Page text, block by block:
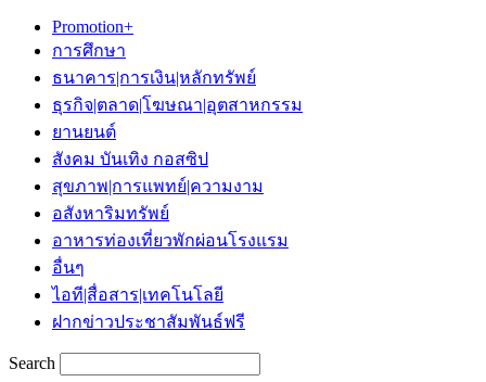
Promotion+
การศึกษา
ธนาคาร|การเงิน|หลักทรัพย์
ธุรกิจ|ตลาด|โฆษณา|อุตสาหกรรม
ยานยนต์
สังคม บันเทิง กอสซิป
สุขภาพ|การแพทย์|ความงาม
อสังหาริมทรัพย์
อาหารท่องเที่ยวพักผ่อนโรงแรม
อื่นๆ
ไอที|สื่อสาร|เทคโนโลยี
ฝากข่าวประชาสัมพันธ์ฟรี
Search